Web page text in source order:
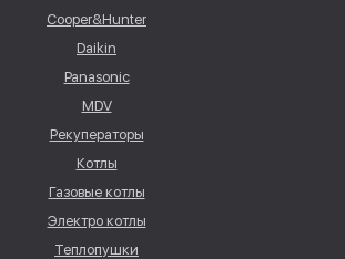
Cooper&Hunter
Daikin
Panasonic
MDV
Рекуператоры
Котлы
Газовые котлы
Электро котлы
Теплопушки